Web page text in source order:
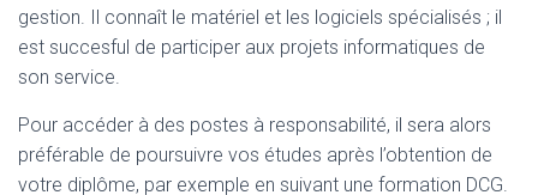
gestion. Il connaît le matériel et les logiciels spécialisés ; il
est succesful de participer aux projets informatiques de
son service.
Pour accéder à des postes à responsabilité, il sera alors
préférable de poursuivre vos études après l’obtention de
votre diplôme, par exemple en suivant une formation DCG.